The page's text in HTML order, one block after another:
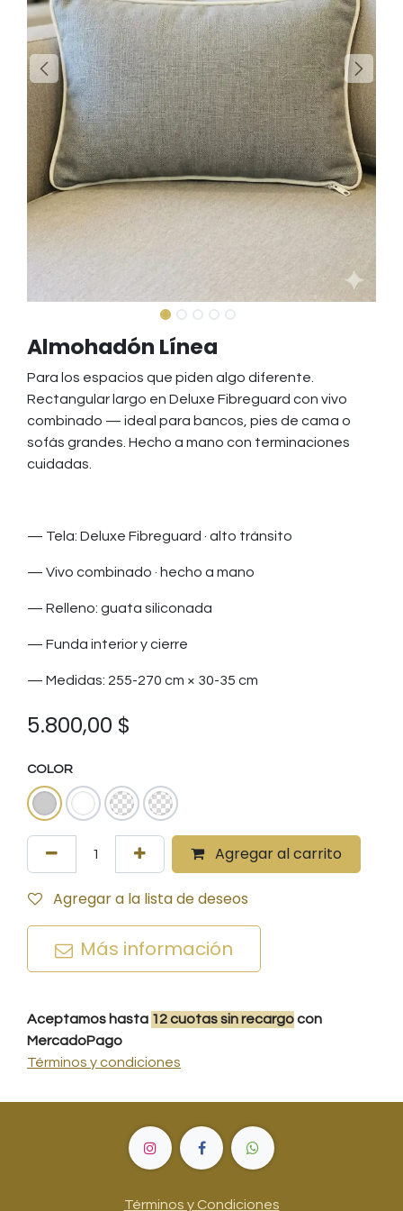
Almohadón Línea
Para los espacios que piden algo diferente.
Rectangular largo en Deluxe Fibreguard con vivo
combinado — ideal para bancos, pies de cama o
sofás grandes. Hecho a mano con terminaciones
cuidadas.
— Tela: Deluxe Fibreguard · alto tránsito
— Vivo combinado · hecho a mano
— Relleno: guata siliconada
— Funda interior y cierre
— Medidas: 255-270 cm × 30-35 cm
5.800,00 $
COLOR
Agregar al carrito
Agregar a la lista de deseos
Más información
Aceptamos hasta 12cuotassin recargocon
MercadoPago
Términos y condiciones
Términos y Condiciones